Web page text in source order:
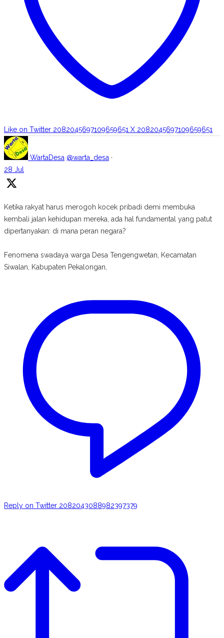
Like on Twitter 2082045697109659651 X 2082045697109659651
WartaDesa @warta_desa ·
28 Jul
Ketika rakyat harus merogoh kocek pribadi demi membuka
kembali jalan kehidupan mereka, ada hal fundamental yang patut
dipertanyakan: di mana peran negara?
Fenomena swadaya warga Desa Tengengwetan, Kecamatan
Siwalan, Kabupaten Pekalongan,
Reply on Twitter 2082043088982397379